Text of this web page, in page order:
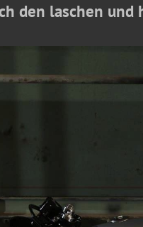
den laschen